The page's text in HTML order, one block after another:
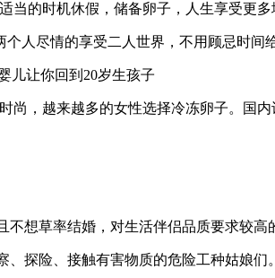
当的时机休假，储备卵子，人生享受更多
个人尽情的享受二人世界，不用顾忌时
尚，越来越多的女性选择冷冻卵子。国
不想草率结婚，对生活伴侣品质要求较高
探险、接触有害物质的危险工种姑娘们。